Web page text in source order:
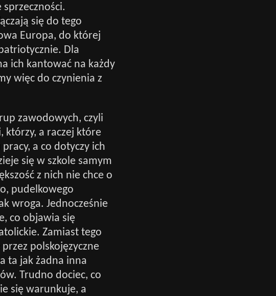
się do tego
Europa, do której
Dla
ich kantować na każdy
więc do czynienia z
zawodowych, czyli
którzy, a raczej które
a co dotyczy ich
się w szkole samym
z nich nie chce o
pudelkowego
wroga. Jednocześnie
co objawia się
Zamiast tego
polskojęzyczne
ta jak żadna inna
Trudno dociec, co
się warunkuje, a